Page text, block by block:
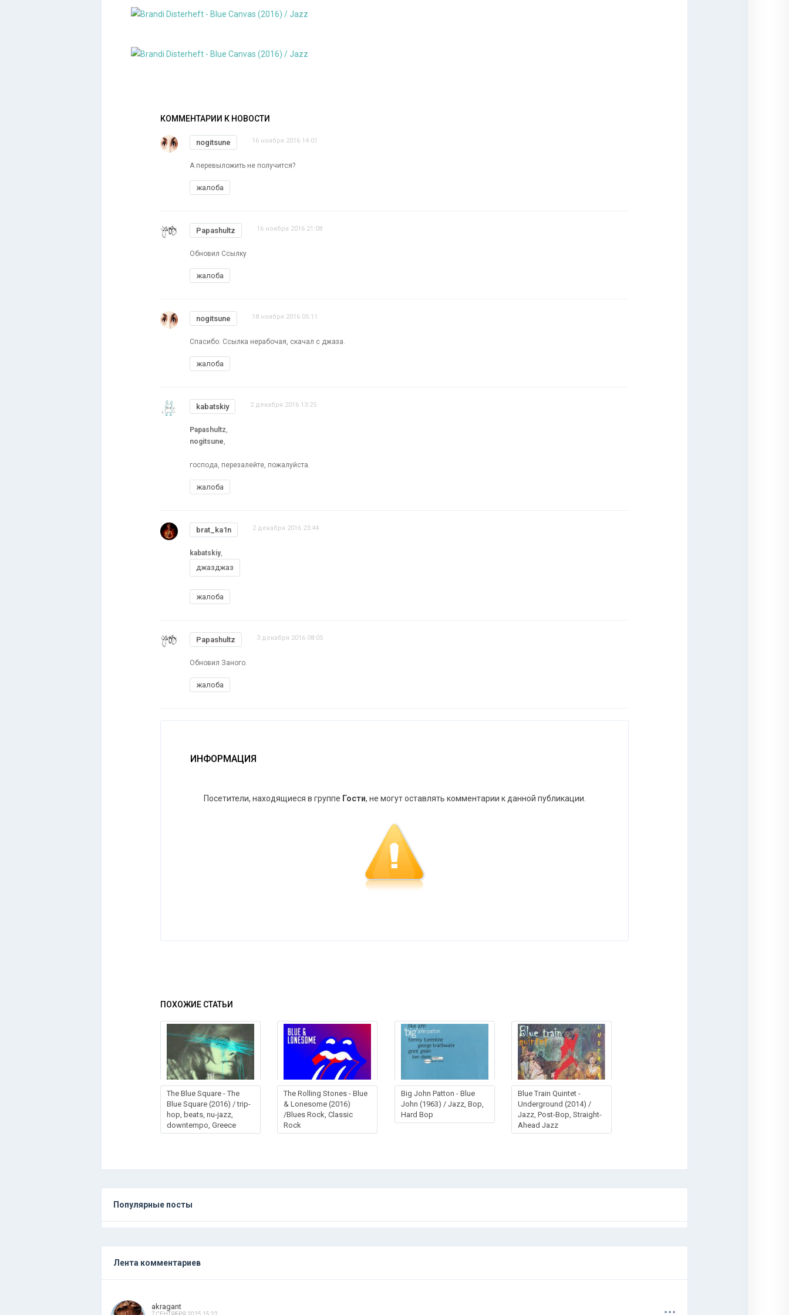
КОММЕНТАРИИ К НОВОСТИ
nogitsune 16 ноября 2016 14:01
А перевыложить не получится?
жалоба
Papashultz 16 ноября 2016 21:08
Обновил Ссылку
жалоба
nogitsune 18 ноября 2016 05:11
Спасибо. Ссылка нерабочая, скачал с джаза.
жалоба
kabatskiy 2 декабря 2016 13:25
Papashultz,
nogitsune,
господа, перезалейте, пожалуйста.
жалоба
brat_ka1n 2 декабря 2016 23:44
kabatskiy,
джазджаз
жалоба
Papashultz 3 декабря 2016 08:05
Обновил Заного.
жалоба
ИНФОРМАЦИЯ
Посетители, находящиеся в группе Гости, не могут оставлять комментарии к данной публикации.
ПОХОЖИЕ СТАТЬИ
The Blue Square - The
Blue Square (2016) / trip-
hop, beats, nu-jazz,
downtempo, Greece
The Rolling Stones - Blue
& Lonesome (2016)
/Blues Rock, Classic
Rock
Big John Patton - Blue
John (1963) / Jazz, Bop,
Hard Bop
Blue Train Quintet -
Underground (2014) /
Jazz, Post-Bop, Straight-
Ahead Jazz
Популярные посты
Лента комментариев
akragant ...